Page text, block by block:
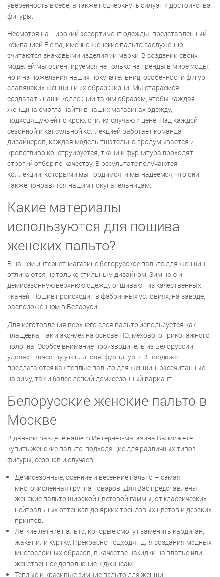
уверенность в себе, а также подчеркнуть силуэт и достоинства
фигуры.
Несмотря на широкий ассортимент одежды, представленный
компанией Elema, именно женские пальто заслуженно
считаются знаковыми изделиями марки. В создании своих
моделей мы ориентируемся не только на тренды в мире моды,
но и на пожелания наших покупательниц, особенности фигур
славянских женщин и их образ жизни. Мы стараемся
создавать наши коллекции таким образом, чтобы каждая
женщина смогла найти в наших магазинах одежду,
подходящую ей по крою, стилю, случаю и цене. Над каждой
сезонной и капсульной коллекцией работает команда
дизайнеров, каждая модель тщательно продумывается и
кропотливо конструируется, ткани и фурнитура проходят
строгий отбор по качеству. В результате получаются
коллекции, которыми мы гордимся, и мы надеемся, что они
также понравятся нашим покупательницам.
Какие материалы
используются для пошива
женских пальто?
В нашем интернет-магазине белорусское пальто для женщин
отличаются не только стильным дизайном. Зимнюю и
демисезонную верхнюю одежду отшивают из качественных
тканей. Пошив происходит в фабричных условиях, на заводе,
расположенном в Беларуси.
Для изготовления верхнего слоя пальто используется как
плащевка, так и эко-мех на основе ПЭ, мехового трикотажного
полотна. Особое внимание производитель из Белоруссии
уделяет качеству утеплителя, фурнитуры. В продаже
предлагаются как тёплые пальто для женщин, рассчитанные
на зиму, так и более лёгкий демисезонный вариант.
Белорусские женские пальто в
Москве
В данном разделе нашего Интернет-магазина Вы можете
купить женские пальто, подходящие для различных типов
фигуры, сезонов и случаев:
Демисезонные, осенние и весенние пальто – самая
многочисленная группа товаров. Для Вас представлены
женские пальто широкой цветовой гаммы, от классических
нейтральных оттенков до ярких трендовых цветов и дерзких
принтов.
Легкие летние пальто, которые смогут заменить кардиган,
жакет или куртку. Прекрасно подходят для создания модных
многослойных образов, в качестве накидки на платье или
женственное дополнение к джинсам.
Теплые и красивые зимние пальто для женщин –